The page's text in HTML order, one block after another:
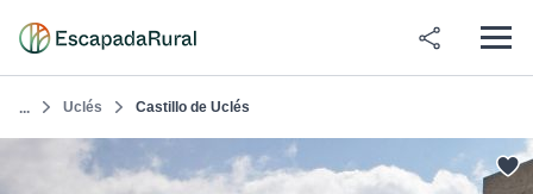
... Uclés Castillo de Uclés